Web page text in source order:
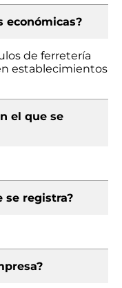
económicas?
de ferretería
establecimientos
el que se
se registra?